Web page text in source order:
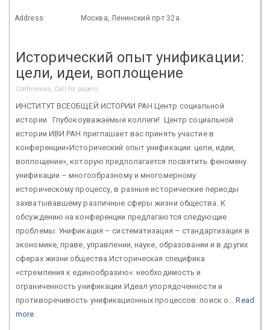
Address: Москва, Ленинский пр-т 32а
Исторический опыт унификации:
цели, идеи, воплощение
Conferences, Call for papers
ИНСТИТУТ ВСЕОБЩЕЙ ИСТОРИИ РАН Центр социальной
истории Глубокоуважаемые коллеги! Центр социальной
истории ИВИ РАН приглашает вас принять участие в
конференции«Исторический опыт унификации: цели, идеи,
воплощение», которую предполагается посвятить феномену
унификации – многообразному и многомерному
историческому процессу, в разные исторические периоды
захватывавшему различные сферы жизни общества. К
обсуждению на конференции предлагаются следующие
проблемы: Унификация – систематизация – стандартизация в
экономике, праве, управлении, науке, образовании и в других
сферах жизни общества.Историческая специфика
«стремления к единообразию»: необходимость и
ограниченность унификации.Идеал упорядоченности и
противоречивость унификационных процессов: поиск о...Read
more